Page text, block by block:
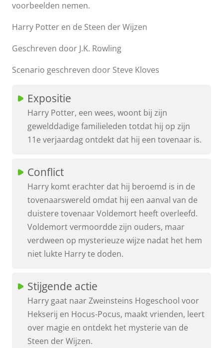
voorbeelden nemen.
Harry Potter en de Steen der Wijzen
Geschreven door J.K. Rowling
Scenario geschreven door Steve Kloves
Expositie
Harry Potter, een wees, woont bij zijn
gewelddadige familieleden totdat hij op zijn
11e verjaardag ontdekt dat hij een tovenaar is.
Conflict
Harry komt erachter dat hij beroemd is in de
tovenaarswereld omdat hij een aanval van de
duistere tovenaar Voldemort heeft overleefd.
Voldemort vermoordde zijn ouders, maar
verdween op mysterieuze wijze nadat het hem
niet lukte Harry te doden.
Stijgende actie
Harry gaat naar Zweinsteins Hogeschool voor
Hekserij en Hocus-Pocus, maakt vrienden, leert
over magie en ontdekt het mysterie van de
Steen der Wijzen.